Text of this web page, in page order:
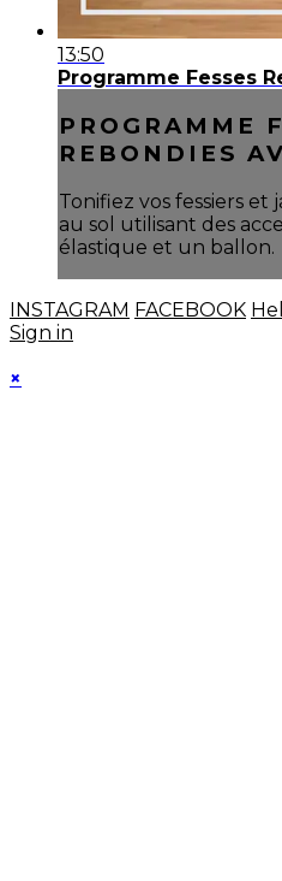
13:50
Programme Fesses
PROGRAMME
REBONDIES
Tonifiez vos fessiers et
au sol utilisant des
élastique et un ballon.
INSTAGRAM FACEBOOK
Sign in
×